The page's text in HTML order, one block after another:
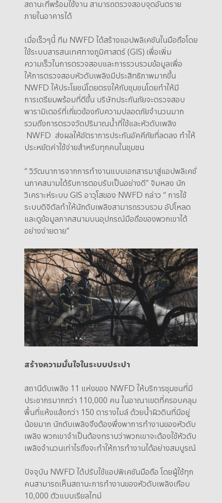
สถานะที่พร้อมใช้งาน สามารถตรวจสอบจุดอันตราย
ภายในอาคารได้
เมื่อเร็วๆนี้ ทีม NWFD ได้สร้างแอปพลิเคชันในมือถือโดย
ใช้ระบบสารสนเทศทางภูมิศาสตร์ (GIS) เพื่อเพิ่ม
ความเร็วในการตรวจสอบและการรวบรวมข้อมูลเพื่อ
ให้การตรวจสอบหัวดับเพลิงมีประสิทธิภาพมากขึ้น
NWFD ให้ประโยชน์โดยตรงให้กับชุมชนโดยทำให้มี
การเตรียมพร้อมที่ดีขึ้น บริษัทประกันภัยจะตรวจสอบ
พารามิเตอร์ที่เกี่ยวข้องกับความปลอดภัยจำนวนมาก
รวมถึงการตรวจวัดปริมาณน้ำที่ใช้และหัวดับเพลิง
NWFD ส่งผลให้อัตราการประกันอัคคีภัยที่ลดลง ทำให้
ประหยัดค่าใช้จ่ายสำหรับทุกคนในชุมชน
“ วิวัฒนาการจากการทำงานแบบเอกสารมาสู่แอปพลิเคชั่
นภาคสนามได้รับการตอบรับเป็นอย่างดี” จิมหลง นัก
วิเคราะห์ระบบ GIS อาวุโสของ NWFD กล่าว “ การใช้
ระบบดิจิตัลทำให้นักดับเพลิงสามารถรวบรวม อัปโหลด
และดูข้อมูลภาคสนามบนอุปกรณ์มือถือของพวกเขาได้
อย่างง่ายดาย”
สร้างความมั่นใจในระบบประปา
สถานีดับเพลิง 11 แห่งของ NWFD ให้บริการชุมชนที่มี
ประชากรมากกว่า 110,000 คน ในอาณาเขตที่ครอบคลุม
พื้นที่แห้งแล้งกว่า 150 ตารางไมล์ ด้วยน้ำผิวดินที่มีอยู่
น้อยมาก นักดับเพลิงจึงต้องพึ่งพาการทำงานของหัวดับ
เพลิง พวกเขาจำเป็นต้องทราบว่าพวกเขาจะต้องใช้หัวดับ
เพลิงจำนวนเท่าไรถึงจะทำให้การทำงานได้อย่างสมบูรณ์
ปัจจุบัน NWFD ได้ปรับใช้แอปพิเคชันมือถือ โดยผู้ใช้ทุก
คนสามารถเห็นสถานะการทำงานของหัวดับเพลิงเกือบ
10,000 ตัวแบบเรียลไทม์